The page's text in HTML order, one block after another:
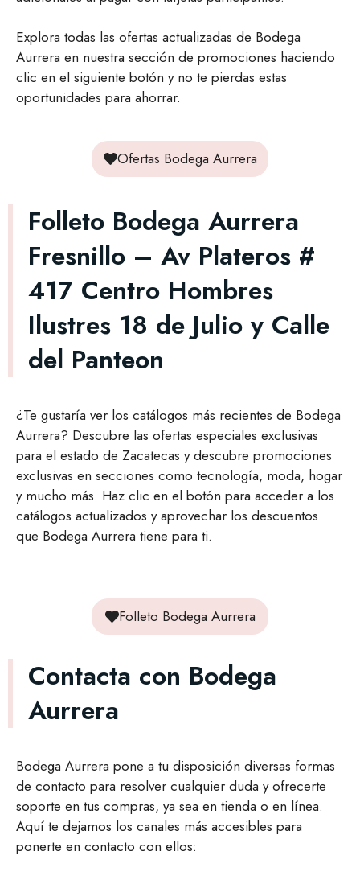
Explora todas las ofertas actualizadas de Bodega
Aurrera en nuestra sección de promociones haciendo
clic en el siguiente botón y no te pierdas estas
oportunidades para ahorrar.
Ofertas Bodega Aurrera
Folleto Bodega Aurrera
Fresnillo – Av Plateros #
417 Centro Hombres
Ilustres 18 de Julio y Calle
del Panteon
¿Te gustaría ver los catálogos más recientes de Bodega
Aurrera? Descubre las ofertas especiales exclusivas
para el estado de Zacatecas y descubre promociones
exclusivas en secciones como tecnología, moda, hogar
y mucho más. Haz clic en el botón para acceder a los
catálogos actualizados y aprovechar los descuentos
que Bodega Aurrera tiene para ti.
Folleto Bodega Aurrera
Contacta con Bodega
Aurrera
Bodega Aurrera pone a tu disposición diversas formas
de contacto para resolver cualquier duda y ofrecerte
soporte en tus compras, ya sea en tienda o en línea.
Aquí te dejamos los canales más accesibles para
ponerte en contacto con ellos: